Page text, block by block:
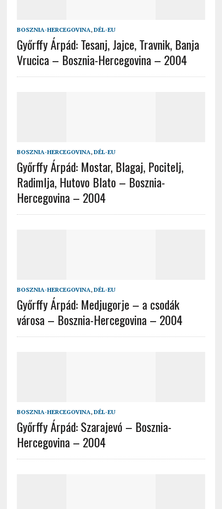
BOSZNIA-HERCEGOVINA, DÉL-EU
Győrffy Árpád: Tesanj, Jajce, Travnik, Banja
Vrucica – Bosznia-Hercegovina – 2004
BOSZNIA-HERCEGOVINA, DÉL-EU
Győrffy Árpád: Mostar, Blagaj, Pocitelj,
Radimlja, Hutovo Blato – Bosznia-
Hercegovina – 2004
BOSZNIA-HERCEGOVINA, DÉL-EU
Győrffy Árpád: Medjugorje – a csodák
városa – Bosznia-Hercegovina – 2004
BOSZNIA-HERCEGOVINA, DÉL-EU
Győrffy Árpád: Szarajevó – Bosznia-
Hercegovina – 2004